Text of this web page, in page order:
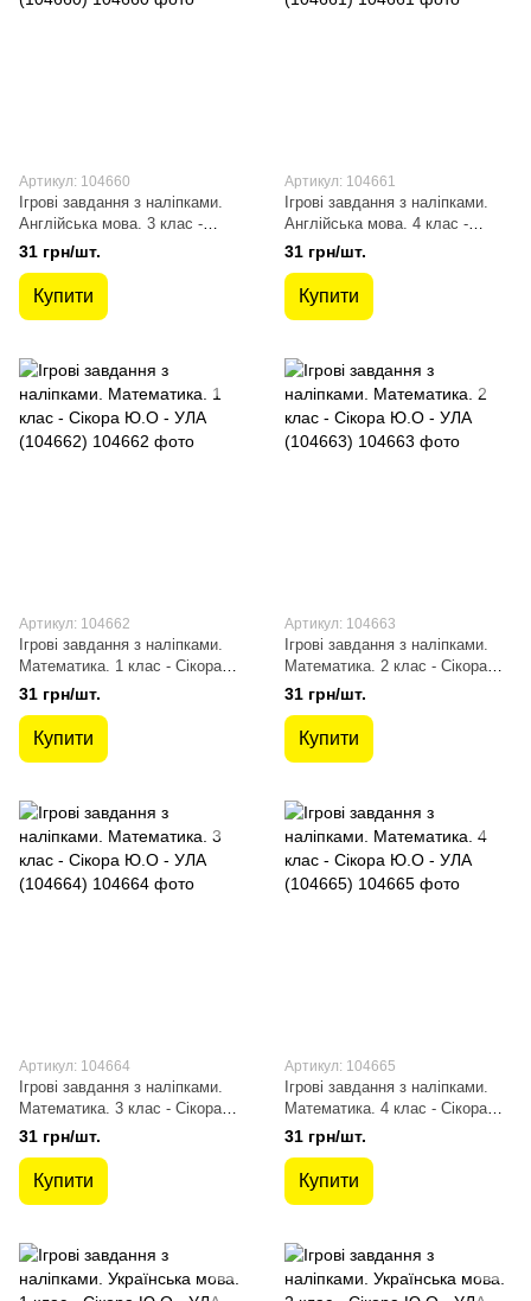
Артикул: 104660
Ігрові завдання з наліпками.
Англійська мова. 3 клас -
Собчук О. С. - УЛА (104660)
31 грн/шт.
Купити
Артикул: 104661
Ігрові завдання з наліпками.
Англійська мова. 4 клас -
Собчук О. С. - УЛА (104661)
31 грн/шт.
Купити
Артикул: 104662
Ігрові завдання з наліпками.
Математика. 1 клас - Сікора
Ю.О - УЛА (104662)
31 грн/шт.
Купити
Артикул: 104663
Ігрові завдання з наліпками.
Математика. 2 клас - Сікора
Ю.О - УЛА (104663)
31 грн/шт.
Купити
Артикул: 104664
Ігрові завдання з наліпками.
Математика. 3 клас - Сікора
Ю.О - УЛА (104664)
31 грн/шт.
Купити
Артикул: 104665
Ігрові завдання з наліпками.
Математика. 4 клас - Сікора
Ю.О - УЛА (104665)
31 грн/шт.
Купити